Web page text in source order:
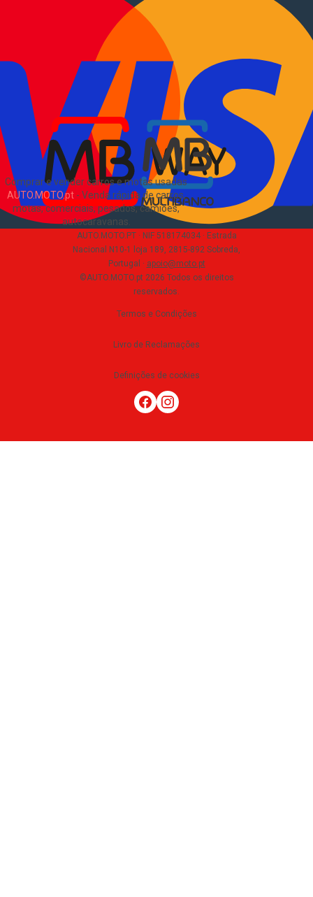
Comprar e vender carros e motas usadas
AUTO.MOTO.pt- Venda rápida de carros,
motas, comerciais, pesados, camiões,
autocaravanas
Informações
Como comprar e vender
Pacotes de anúncios
Verificar VIN e matrícula
Sitemap
EN
Sobre Nós
AUTO.MOTO.PT · NIF 518174034 · Estrada
Nacional N10-1 loja 189, 2815-892 Sobreda,
Portugal · apoio@moto.pt
©AUTO.MOTO.pt 2026 Todos os direitos
reservados.
Termos e Condições
Livro de Reclamações
Definições de cookies